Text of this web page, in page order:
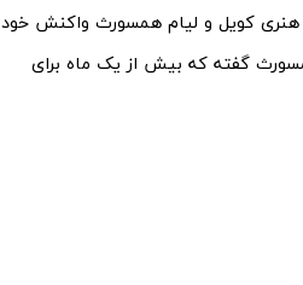
کویل و لیام همسورث واکنش خود
گفته که بیش از یک ماه برای